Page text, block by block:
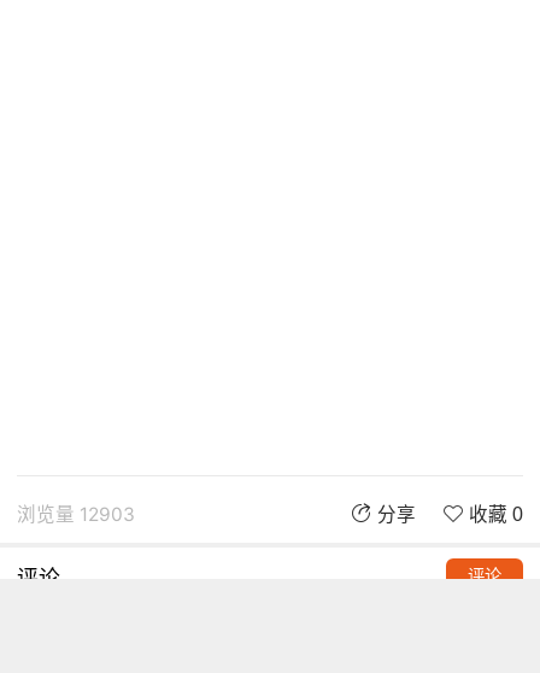
浏览量 12903 分享 收藏 0
评论 评论